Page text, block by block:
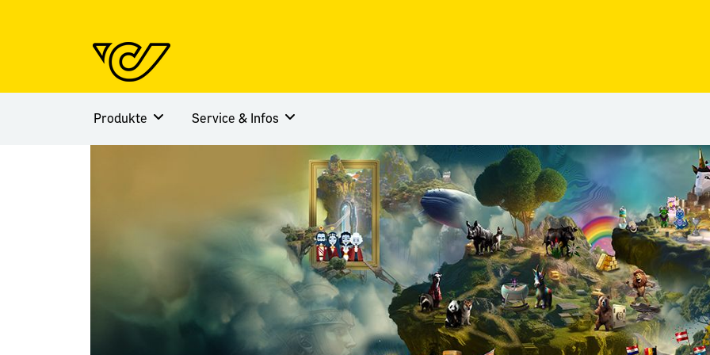
Produkte Service & Infos